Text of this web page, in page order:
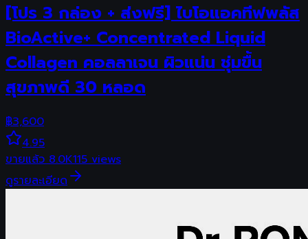
[โปร 3 กล่อง + ส่งฟรี] ไบโอแอคทีฟพลัส
BioActive+ Concentrated Liquid
Collagen คอลลาเจน ผิวแน่น ชุ่มขื้น
สุขภาพดี 30 หลอด
฿3,600
4.95
ขายแล้ว8.0K115views
ดูรายละเอียด